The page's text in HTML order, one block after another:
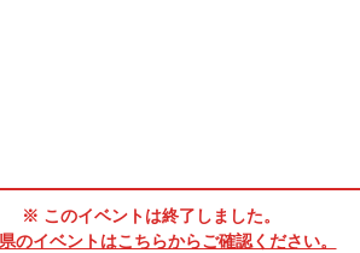
※ このイベントは終了しました。
のイベントはこちらからご確認ください。